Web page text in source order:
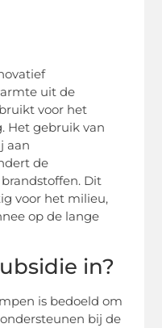
uit de
voor het
Het gebruik van
aan
de
Dit
voor het milieu,
op de lange
in?
is bedoeld om
bij de